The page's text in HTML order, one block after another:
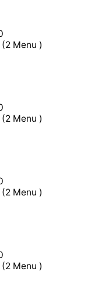
Menu )
Menu )
Menu )
Menu )